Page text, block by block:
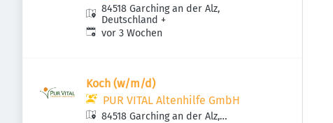
84518 Garching an der Alz,
Deutschland +
Veröffentlicht:
vor 3 Wochen
Koch (w/m/d)
PUR VITAL Altenhilfe GmbH
84518 Garching an der Alz,